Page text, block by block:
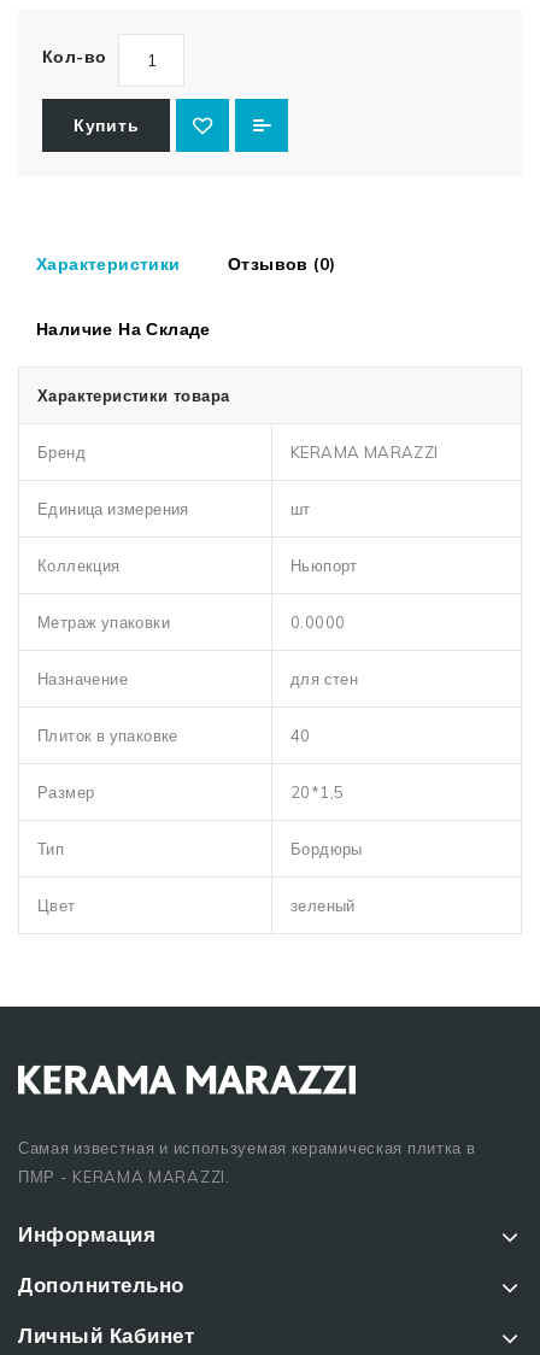
Кол-во
Купить
Характеристики Отзывов (0)
Наличие На Складе
Характеристики товара
Бренд KERAMA MARAZZI
Единица измерения шт
Коллекция Ньюпорт
Метраж упаковки 0.0000
Назначение для стен
Плиток в упаковке 40
Размер 20*1,5
Тип Бордюры
Цвет зеленый
Самая известная и используемая керамическая плитка в
ПМР - KERAMA MARAZZI.
Информация
Дополнительно
Личный Кабинет